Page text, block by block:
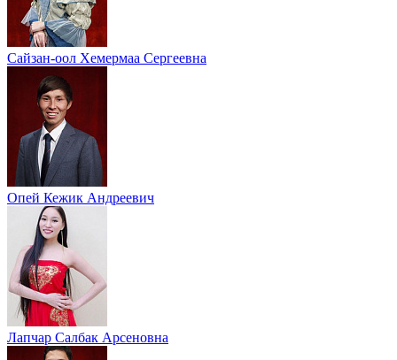
Сайзан-оол Хемермаа Сергеевна
Опей Кежик Андреевич
Лапчар Салбак Арсеновна